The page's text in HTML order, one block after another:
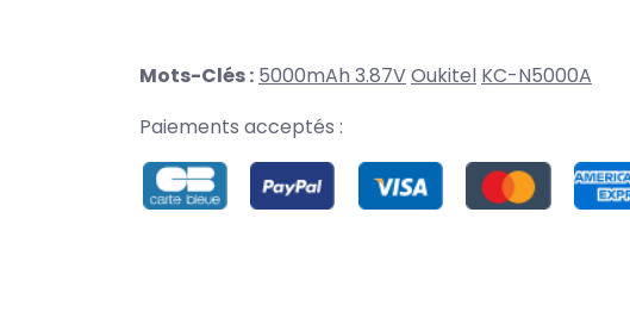
Mots-Clés : 5000mAh 3.87VOukitel KC-N5000A
Paiements acceptés :